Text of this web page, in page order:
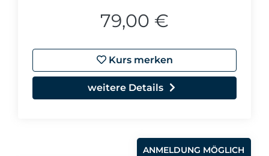
79,00 €
Kurs merken
weitere Details
ANMELDUNG MÖGLICH